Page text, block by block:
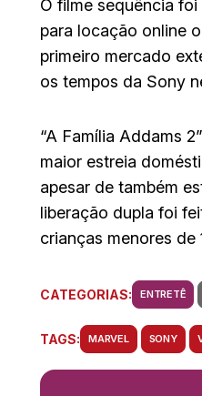
O filme sequência
para locação online
primeiro mercado
os tempos da Sony
“A Família Addams
maior estreia
apesar de também
liberação dupla foi
crianças menores de
CATEGORIAS: ENTRETÊ
TAGS: MARVEL SONY